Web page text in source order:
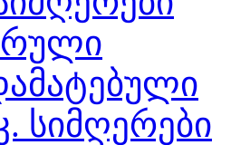
სიმღერები